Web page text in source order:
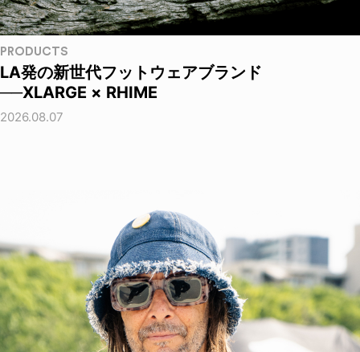
PRODUCTS
LA発の新世代フットウェアブランド
──XLARGE × RHIME
2026.08.07